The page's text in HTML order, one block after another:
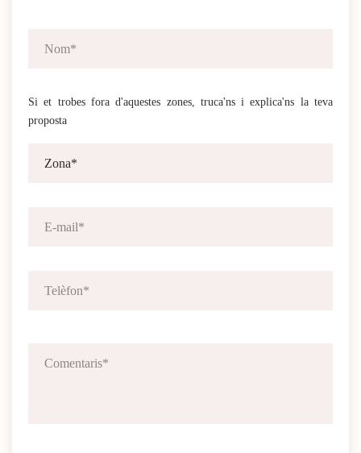
Si et trobes fora d'aquestes zones, truca'ns i explica'ns la teva
proposta